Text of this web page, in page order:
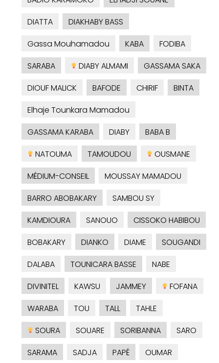
DIATTA
DIAKHABY BASS
Gassa Mouhamadou
KABA
FODIBA
SARABA
DIABY ALMAMI
GASSAMA SAKA
DIOUF MALICK
BAFODE CHIRIF
BINTA
Elhaje Tounkara Mamadou
GASSAMA KARABA
DIABY
BABA B
NATOUMA
TAMOUDOU
OUSMANE
MÉDIUM-CONSEIL
MOUSSAY MAMADOU
BARRO ABOBAKARY
SAMBOU SY
KAMDIOURA
SANOUO
CISSOKO HABIBOU
BOBAKARY
DIANKO DIAME
SOUGANDI
DALABA
TOUNICARA BASSE
NABE
DIVINITEL
KAWSU JAMMEY
FOFANA
WARABA
TOU TALL
TAHLE
SOURA
SOUARE SORIBANNA
SARO
SARAMA
SADJA PAPÉ
OUMAR